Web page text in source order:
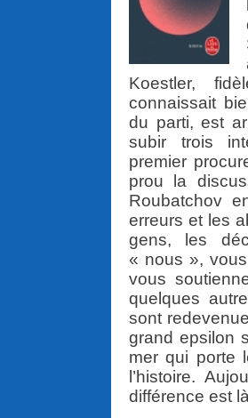
Koestler,
connaissait
du parti, est
subir trois
premier
prou la
Roubatchov
erreurs et les
gens, les
« nous »,
vous
quelques
sont
grand epsilon
mer qui porte
l’histoire.
différence est